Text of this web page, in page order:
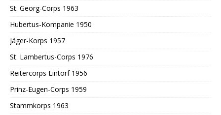
St. Georg-Corps 1963
Hubertus-Kompanie 1950
Jäger-Korps 1957
St. Lambertus-Corps 1976
Reitercorps Lintorf 1956
Prinz-Eugen-Corps 1959
Stammkorps 1963